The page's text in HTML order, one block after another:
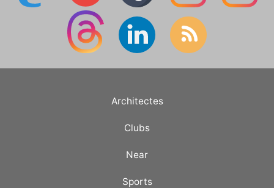
Architectes
Clubs
Near
Sports